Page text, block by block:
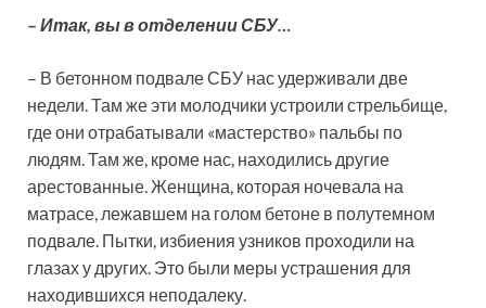
– Итак, вы в отделении СБУ…
– В бетонном подвале СБУ нас удерживали две
недели. Там же эти молодчики устроили стрельбище,
где они отрабатывали «мастерство» пальбы по
людям. Там же, кроме нас, находились другие
арестованные. Женщина, которая ночевала на
матрасе, лежавшем на голом бетоне в полутемном
подвале. Пытки, избиения узников проходили на
глазах у других. Это были меры устрашения для
находившихся неподалеку.